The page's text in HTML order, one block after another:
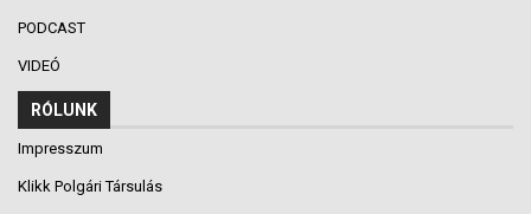
PODCAST
VIDEÓ
RÓLUNK
Impresszum
Klikk Polgári Társulás